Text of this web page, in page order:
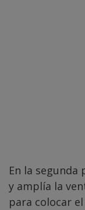
En la
y amplía la
para colocar